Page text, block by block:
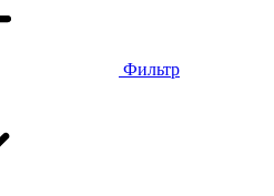
Фильтр